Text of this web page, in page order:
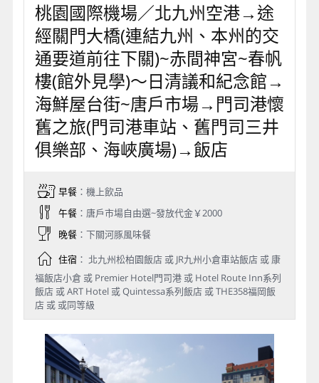
桃園國際機場／北九州空港→途
經關門大橋(連結九州、本州的交
通要道前往下關)~赤間神宮~春帆
樓(館外見學)～日清議和紀念館→
海鮮屋台街~唐戶市場→門司港懷
舊之旅(門司港車站、舊門司三井
俱樂部、海峽廣場)→飯店
早餐：機上飲品
午餐：唐戶市場自由選~發放代金￥2000
晚餐：下關河豚風味餐
住宿： 北九州松柏園飯店 或 JR九州小倉車站飯店 或 康
福飯店小倉 或 Premier Hotel門司港 或 Hotel Route Inn系列
飯店 或 ART Hotel 或 Quintessa系列飯店 或 THE358福岡飯
店 或 或同等級